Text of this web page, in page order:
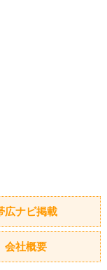
広ナビ掲載
会社概要